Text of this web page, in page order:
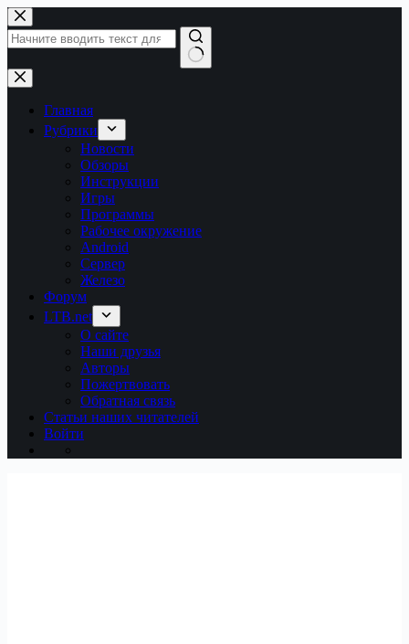
Перейти
к
сути
Ничего
не
найденоГлавная
Рубрики
Новости
Обзоры
Инструкции
Игры
Программы
Рабочее окружение
Android
Сервер
Железо
Форум
LTB.net
О сайте
Наши друзья
Авторы
Пожертвовать
Обратная связь
Статьи наших читателей
Войти